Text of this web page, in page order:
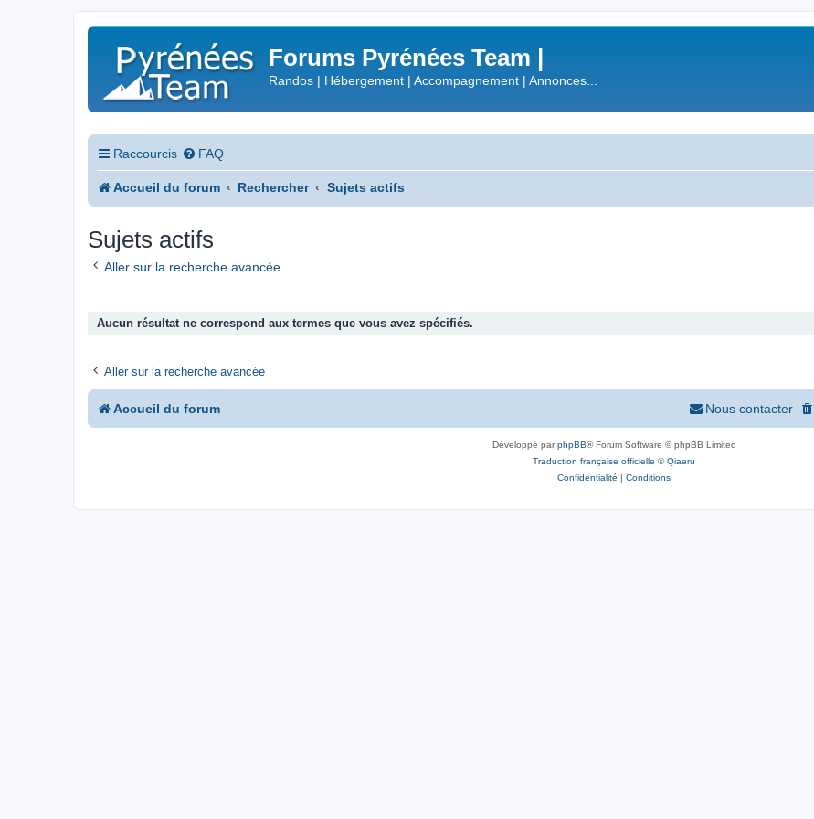
Forums Pyrénées Team |
Randos | Hébergement | Accompagnement | Annonces...
Raccourcis FAQ
Accueil du forum Rechercher Sujets actifs
Sujets actifs
Aller sur la recherche avancée
Aucun résultat ne correspond aux termes que vous avez spécifiés.
Aller sur la recherche avancée
Accueil du forum Nous contacter
Développé parphpBB® Forum Software © phpBB Limited
Traduction française officielle ©Qiaeru
Confidentialité | Conditions